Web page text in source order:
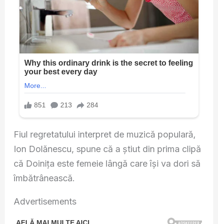
Fiul regretatului interpret de muzică populară,
Ion Dolănescu, spune că a știut din prima clipă
că Doinița este femeie lângă care își va dori să
îmbătrânească.
Advertisements